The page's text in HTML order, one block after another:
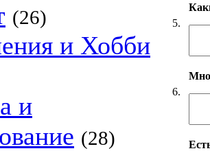
(26)
и Хобби
и
(28)
5.
6.